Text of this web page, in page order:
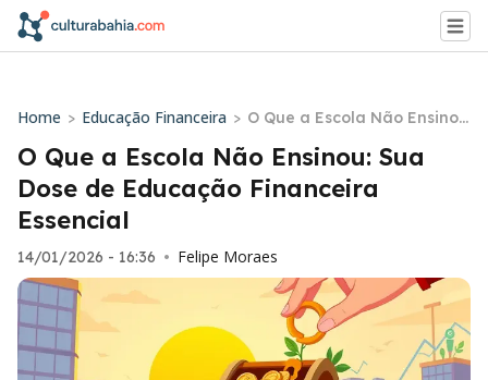
Home > Educação Financeira > O Que a Escola Não Ensino
u: Sua Dose de Educação Fi
nanceira Essencial
O Que a Escola Não Ensinou: Sua
Dose de Educação Financeira
Essencial
14/01/2026 - 16:36 • Felipe Moraes